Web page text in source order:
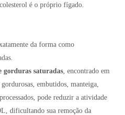
é o próprio fígado.
da forma como
gorduras saturadas , encontrado em
embutidos, manteiga,
pode reduzir a atividade
dificultando sua remoção da